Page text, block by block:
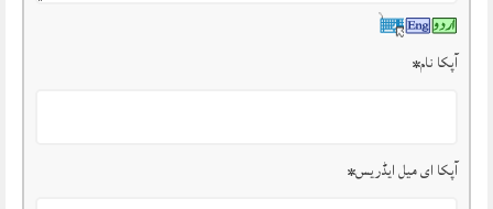
آپکا نام*
آپکا ای میل ایڈریس*